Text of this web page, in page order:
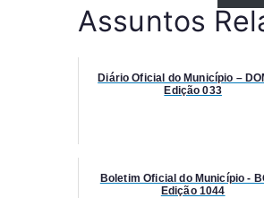
Assuntos
Diário Oficial do Município –
Edição 033
Boletim Oficial do Município -
Edição 1044